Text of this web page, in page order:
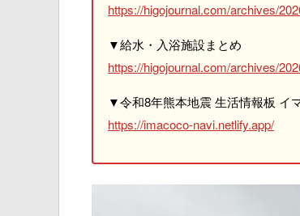
https://higojournal.com/archives/
▼給水・入浴施設まとめ
https://higojournal.com/archives/
▼令和8年熊本地震 生活情報板 イ
https://imacoco-navi.netlify.app/